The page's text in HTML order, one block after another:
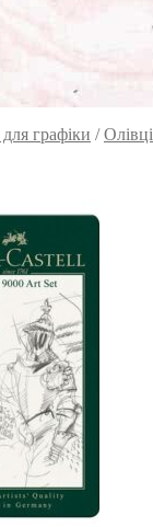
графіки /Олівці